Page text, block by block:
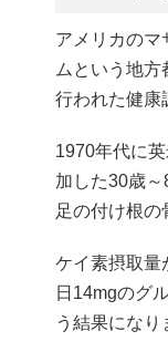
アメリカのマ
ムという地
行われた健康
1970年代に
加した30歳～
足の付け根の
ケイ素摂取量
日14mgのグ
う結果になり